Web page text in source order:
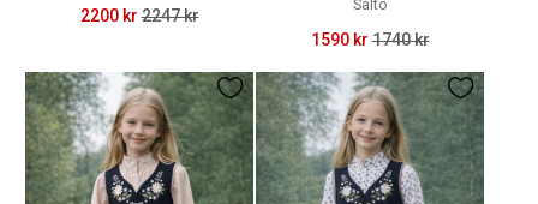
2200 kr 2247 kr
Salto
1590 kr 1740 kr